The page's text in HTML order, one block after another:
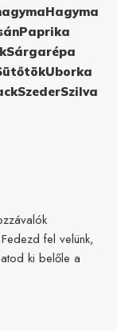
Hagyma
Paprika
Sárgarépa
Uborka
SzederSzilva
fel velünk,
ki belőle a